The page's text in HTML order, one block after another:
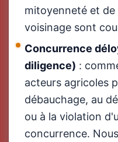
mitoyenneté et
voisinage sont
Concurrence
diligence) :
acteurs agricoles
débauchage, au
ou à la violation
concurrence.